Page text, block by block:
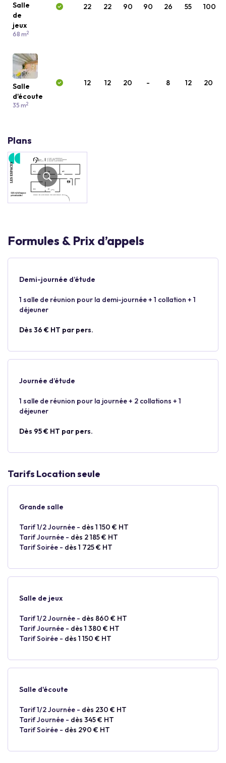
Salle
de
jeux
68 m2
22 22 90 90 26 55 100
Salle
d'écoute
35 m2
12 12 20 - 8 12 20
Plans
Formules & Prix d’appels
Demi-journée d’étude
1 salle de réunion pour la demi-journée + 1 collation + 1
déjeuner
Dès 36 € HT par pers.
Journée d’étude
1 salle de réunion pour la journée + 2 collations + 1
déjeuner
Dès 95 € HT par pers.
Tarifs Location seule
Grande salle
Tarif 1/2 Journée - dès 1 150 € HT
Tarif Journée - dès 2 185 € HT
Tarif Soirée - dès 1 725 € HT
Salle de jeux
Tarif 1/2 Journée - dès 860 € HT
Tarif Journée - dès 1 380 € HT
Tarif Soirée - dès 1 150 € HT
Salle d'écoute
Tarif 1/2 Journée - dès 230 € HT
Tarif Journée - dès 345 € HT
Tarif Soirée - dès 290 € HT